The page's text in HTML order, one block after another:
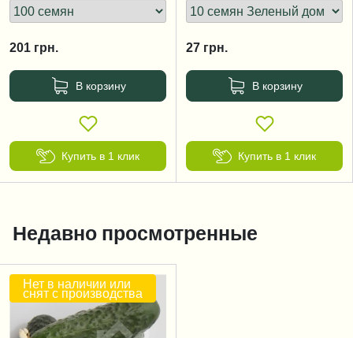
201 грн.
В корзину
Купить в 1 клик
27 грн.
В корзину
Купить в 1 клик
Недавно просмотренные
Нет в наличии или
снят с производства